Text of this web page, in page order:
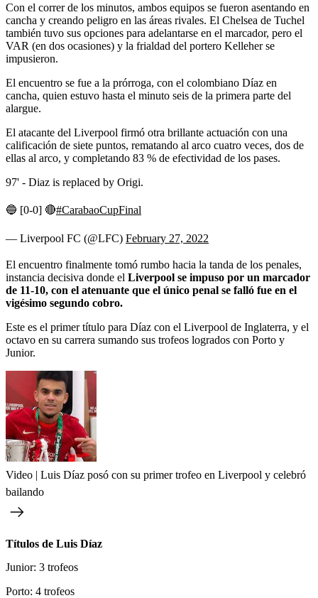
Con el correr de los minutos, ambos equipos se fueron asentando en
cancha y creando peligro en las áreas rivales. El Chelsea de Tuchel
también tuvo sus opciones para adelantarse en el marcador, pero el
VAR (en dos ocasiones) y la frialdad del portero Kelleher se
impusieron.
El encuentro se fue a la prórroga, con el colombiano Díaz en
cancha, quien estuvo hasta el minuto seis de la primera parte del
alargue.
El atacante del Liverpool firmó otra brillante actuación con una
calificación de siete puntos, rematando al arco cuatro veces, dos de
ellas al arco, y completando 83 % de efectividad de los pases.
97' - Diaz is replaced by Origi.
🔵 [0-0] 🔴#CarabaoCupFinal
— Liverpool FC (@LFC) February 27, 2022
El encuentro finalmente tomó rumbo hacia la tanda de los penales,
instancia decisiva donde el Liverpool se impuso por un marcador
de 11-10, con el atenuante que el único penal se falló fue en el
vigésimo segundo cobro.
Este es el primer título para Díaz con el Liverpool de Inglaterra, y el
octavo en su carrera sumando sus trofeos logrados con Porto y
Junior.
Video | Luis Díaz posó con su primer trofeo en Liverpool y celebró
bailando
Títulos de Luis Díaz
Junior: 3 trofeos
Porto: 4 trofeos